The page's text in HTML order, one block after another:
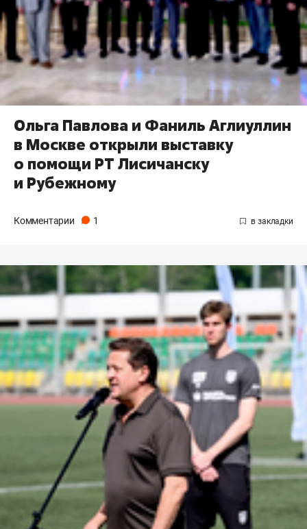
Ольга Павлова и Фаниль Аглиуллин
в Москве открыли выставку
о помощи РТ Лисичанску
и Рубежному
Комментарии 1